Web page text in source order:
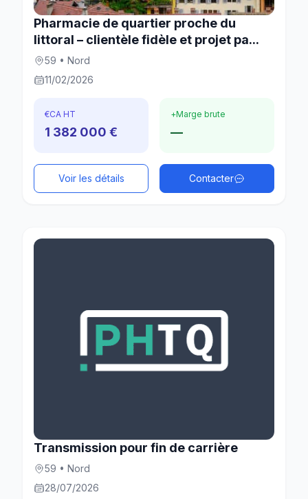
Pharmacie de quartier proche du
littoral – clientèle fidèle et projet pa...
59 • Nord
11/02/2026
€CA HT
1 382 000 €
+Marge brute
—
Voir les détails Contacter
Transmission pour fin de carrière
59 • Nord
28/07/2026